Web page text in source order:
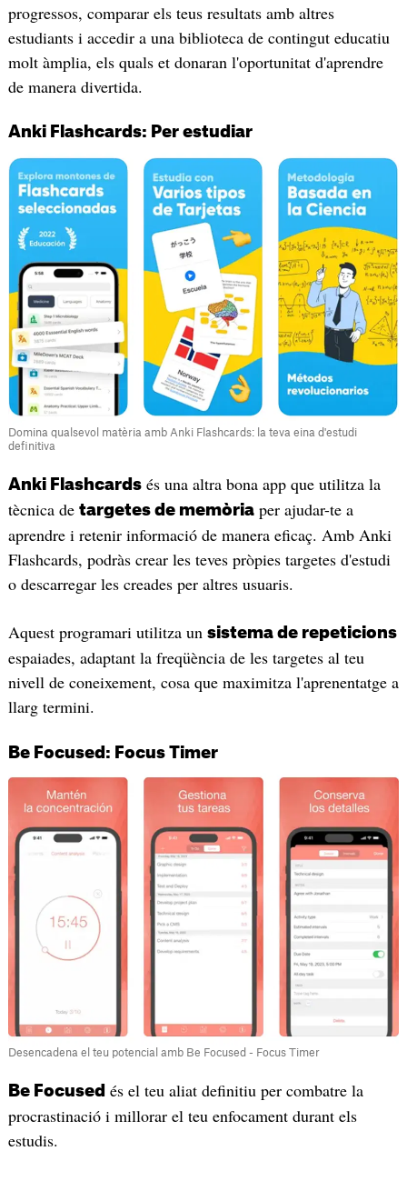
progressos, comparar els teus resultats amb altres
estudiants i accedir a una biblioteca de contingut educatiu
molt àmplia, els quals et donaran l'oportunitat d'aprendre
de manera divertida.
Anki Flashcards: Per estudiar
Domina qualsevol matèria amb Anki Flashcards: la teva eina d'estudi
definitiva
Anki Flashcardsés una altra bona app que utilitza la
tècnica de targetes de memòriaper ajudar-te a
aprendre i retenir informació de manera eficaç. Amb Anki
Flashcards, podràs crear les teves pròpies targetes d'estudi
o descarregar les creades per altres usuaris.
Aquest programari utilitza un sistema de repeticions
espaiades, adaptant la freqüència de les targetes al teu
nivell de coneixement, cosa que maximitza l'aprenentatge a
llarg termini.
Be Focused: Focus Timer
Desencadena el teu potencial amb Be Focused - Focus Timer
Be Focused és el teu aliat definitiu per combatre la
procrastinació i millorar el teu enfocament durant els
estudis.